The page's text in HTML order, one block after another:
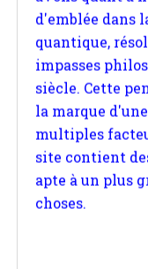
la marque
multiples
site contient
apte à un plus
choses.